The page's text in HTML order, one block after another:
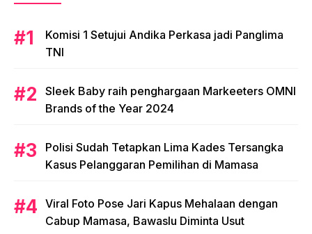
Komisi 1 Setujui Andika Perkasa jadi Panglima
TNI
Sleek Baby raih penghargaan Markeeters OMNI
Brands of the Year 2024
Polisi Sudah Tetapkan Lima Kades Tersangka
Kasus Pelanggaran Pemilihan di Mamasa
Viral Foto Pose Jari Kapus Mehalaan dengan
Cabup Mamasa, Bawaslu Diminta Usut